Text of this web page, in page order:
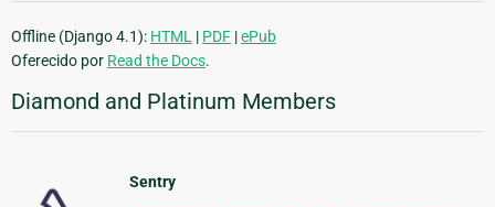
Offline (Django 4.1): HTML | PDF |ePub
Oferecido por Read the Docs.
Diamond and Platinum Members
Sentry